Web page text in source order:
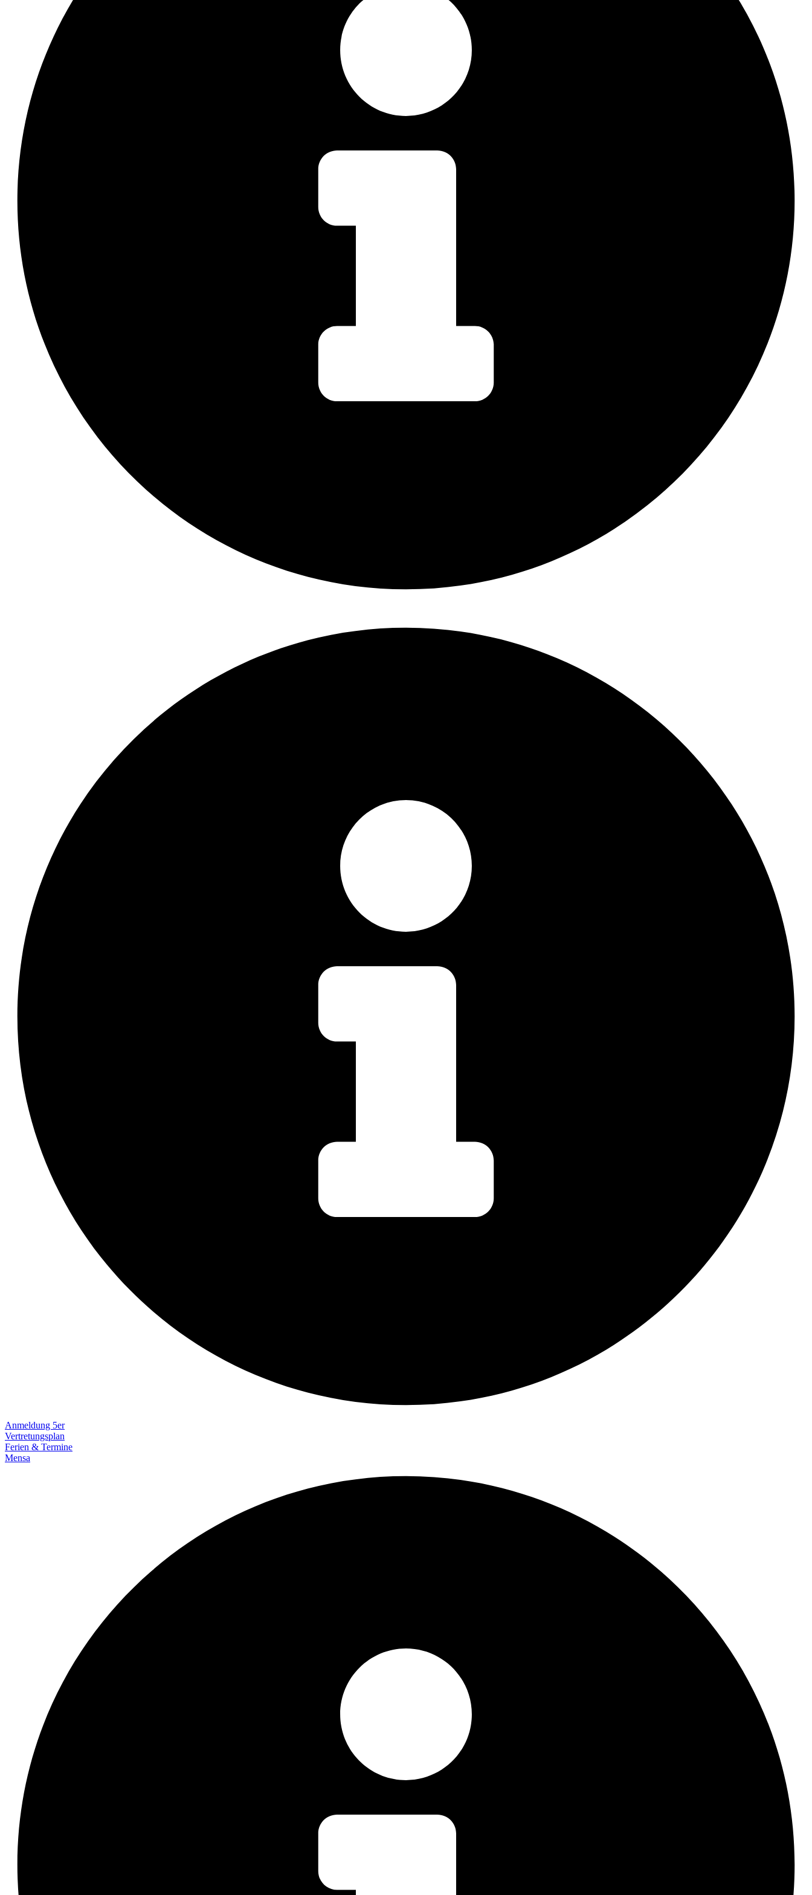
Anmeldung 5er
Vertretungsplan
Ferien & Termine
Mensa